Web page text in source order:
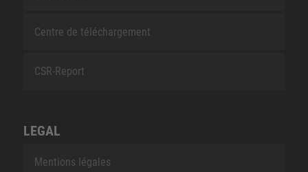
Centre de téléchargement
CSR-Report
LEGAL
Mentions légales